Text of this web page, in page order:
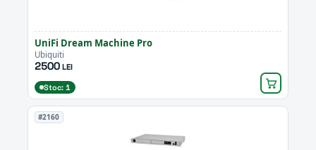
UniFi Dream Machine Pro
Ubiquiti
2500LEI
Stoc: 1
#2160